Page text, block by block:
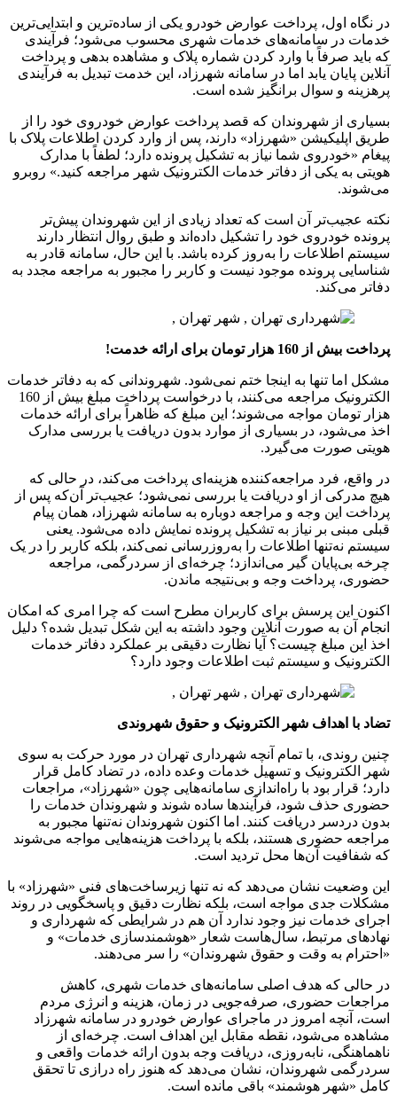
در نگاه اول، پرداخت عوارض خودرو یکی از ساده‌ترین و ابتدایی‌ترین
خدمات در سامانه‌های خدمات شهری محسوب می‌شود؛ فرآیندی
که باید صرفاً با وارد کردن شماره پلاک و مشاهده بدهی و پرداخت
آنلاین پایان یابد اما در سامانه شهرزاد، این خدمت تبدیل به فرآیندی
پرهزینه و سوال برانگیز شده است.
بسیاری از شهروندان که قصد پرداخت عوارض خودروی خود را از
طریق اپلیکیشن «شهرزاد» دارند، پس از وارد کردن اطلاعات پلاک با
پیغام «خودروی شما نیاز به تشکیل پرونده دارد؛ لطفاً با مدارک
هویتی به یکی از دفاتر خدمات الکترونیک شهر مراجعه کنید.» روبرو
می‌شوند.
نکته عجیب‌تر آن است که تعداد زیادی از این شهروندان پیش‌تر
پرونده خودروی خود را تشکیل داده‌اند و طبق روال انتظار دارند
سیستم اطلاعات را به‌روز کرده باشد. با این حال، سامانه قادر به
شناسایی پرونده موجود نیست و کاربر را مجبور به مراجعه مجدد به
دفاتر می‌کند.
پرداخت بیش از 160 هزار تومان برای ارائه خدمت!
مشکل اما تنها به اینجا ختم نمی‌شود. شهروندانی که به دفاتر خدمات
الکترونیک مراجعه می‌کنند، با درخواست پرداخت مبلغ بیش از 160
هزار تومان مواجه می‌شوند؛ این مبلغ که ظاهراً برای ارائه خدمات
اخذ می‌شود، در بسیاری از موارد بدون دریافت یا بررسی مدارک
هویتی صورت می‌گیرد.
در واقع، فرد مراجعه‌کننده هزینه‌ای پرداخت می‌کند، در حالی که
هیچ مدرکی از او دریافت یا بررسی نمی‌شود؛ عجیب‌تر آن‌که پس از
پرداخت این وجه و مراجعه دوباره به سامانه شهرزاد، همان پیام
قبلی مبنی بر نیاز به تشکیل پرونده نمایش داده می‌شود. یعنی
سیستم نه‌تنها اطلاعات را به‌روزرسانی نمی‌کند، بلکه کاربر را در یک
چرخه بی‌پایان گیر می‌اندازد؛ چرخه‌ای از سردرگمی، مراجعه
حضوری، پرداخت وجه و بی‌نتیجه ماندن.
اکنون این پرسش برای کاربران مطرح است که چرا امری که امکان
انجام آن به صورت آنلاین وجود داشته به این شکل تبدیل شده؟ دلیل
اخذ این مبلغ چیست؟ آیا نظارت دقیقی بر عملکرد دفاتر خدمات
الکترونیک و سیستم ثبت اطلاعات وجود دارد؟
تضاد با اهداف شهر الکترونیک و حقوق شهروندی
چنین روندی، با تمام آنچه شهرداری تهران در مورد حرکت به سوی
شهر الکترونیک و تسهیل خدمات وعده داده، در تضاد کامل قرار
دارد؛ قرار بود با راه‌اندازی سامانه‌هایی چون «شهرزاد»، مراجعات
حضوری حذف شود، فرآیندها ساده شوند و شهروندان خدمات را
بدون دردسر دریافت کنند. اما اکنون شهروندان نه‌تنها مجبور به
مراجعه حضوری هستند، بلکه با پرداخت هزینه‌هایی مواجه می‌شوند
که شفافیت آن‌ها محل تردید است.
این وضعیت نشان می‌دهد که نه تنها زیرساخت‌های فنی «شهرزاد» با
مشکلات جدی مواجه است، بلکه نظارت دقیق و پاسخگویی در روند
اجرای خدمات نیز وجود ندارد آن هم در شرایطی که شهرداری و
نهادهای مرتبط، سال‌هاست شعار «هوشمندسازی خدمات» و
«احترام به وقت و حقوق شهروندان» را سر می‌دهند.
در حالی که هدف اصلی سامانه‌های خدمات شهری، کاهش
مراجعات حضوری، صرفه‌جویی در زمان، هزینه و انرژی مردم
است، آنچه امروز در ماجرای عوارض خودرو در سامانه شهرزاد
مشاهده می‌شود، نقطه مقابل این اهداف است. چرخه‌ای از
ناهماهنگی، نابه‌روزی، دریافت وجه بدون ارائه خدمات واقعی و
سردرگمی شهروندان، نشان می‌دهد که هنوز راه درازی تا تحقق
کامل «شهر هوشمند» باقی مانده است.